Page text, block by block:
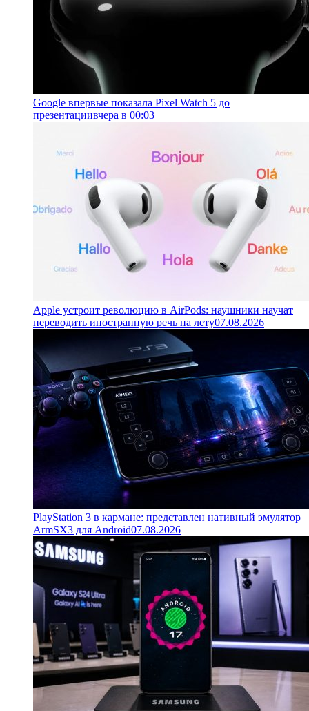
Google впервые показала Pixel Watch 5 до
презентациивчера в 00:03
Apple устроит революцию в AirPods: наушники научат
переводить иностранную речь на лету07.08.2026
PlayStation 3 в кармане: представлен нативный эмулятор
ArmSX3 для Android07.08.2026